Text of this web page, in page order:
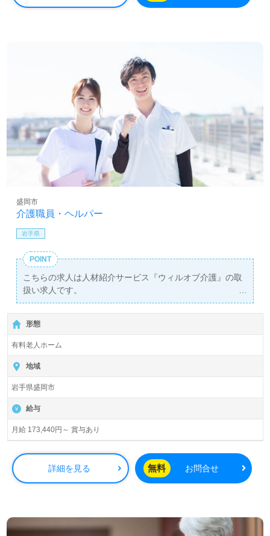
介護職員・ヘルパー
盛岡市
岩手県
POINT
こちらの求人は人材紹介サービス『ウィルオブ介護』の取
扱い求人です。
詳細に関してお気軽にご相談ください♪
【無料】で皆さんの転職活動をサポートいたします。
形態
有料老人ホーム
地域
岩手県盛岡市
給与
月給 173,440円～ 賞与あり
詳細を見る 無料 お問合せ